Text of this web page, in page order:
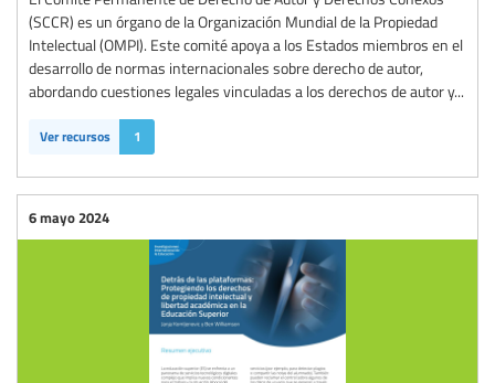
(SCCR) es un órgano de la Organización Mundial de la Propiedad
Intelectual (OMPI). Este comité apoya a los Estados miembros en el
desarrollo de normas internacionales sobre derecho de autor,
abordando cuestiones legales vinculadas a los derechos de autor y...
Ver recursos 1
6 mayo 2024